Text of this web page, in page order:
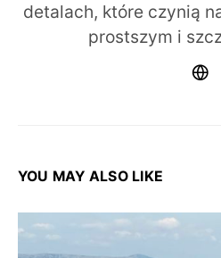
detalach, które czynią
prostszym i
YOU MAY ALSO LIKE